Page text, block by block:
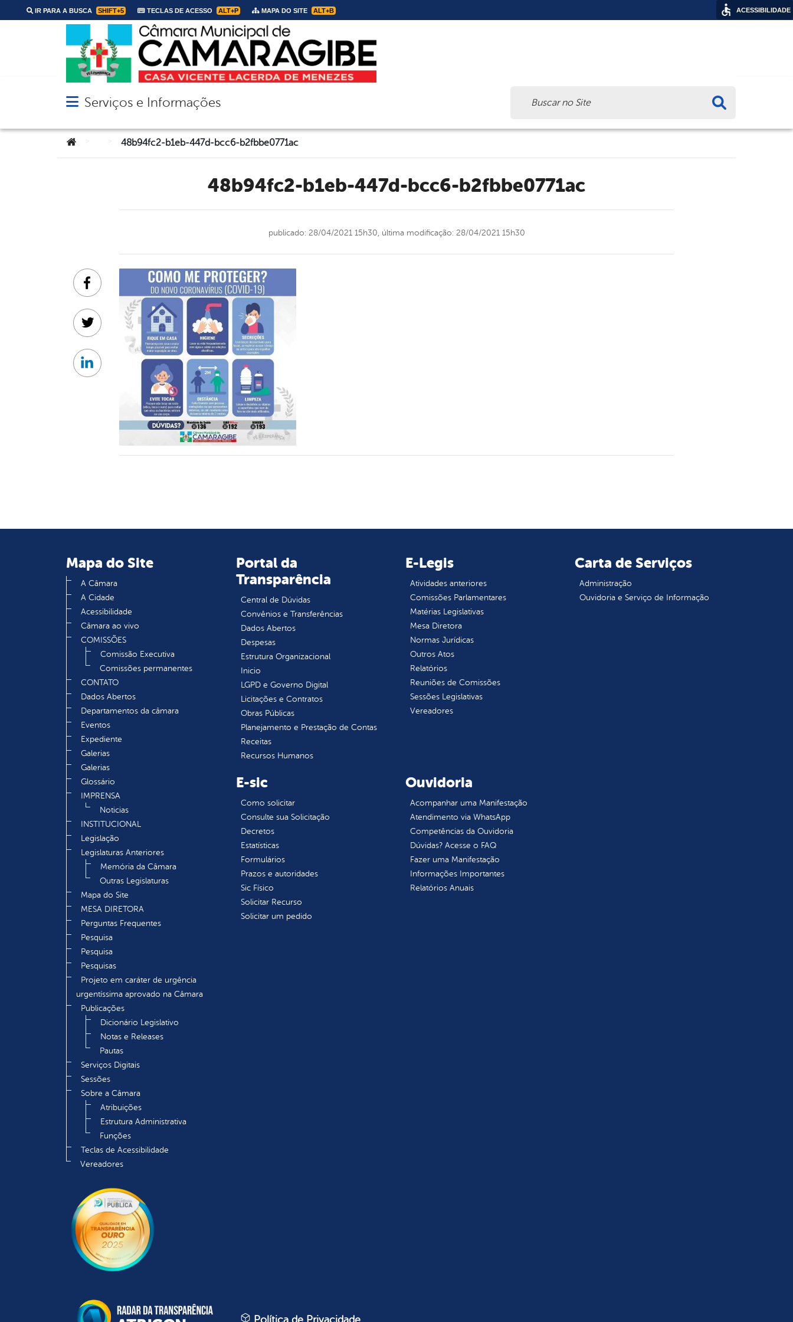
IR PARA A BUSCA SHIFT+5 TECLAS DE ACESSO ALT+P MAPA DO SITE ALT+B
Abrir menu principal de navegação
Serviços e Informações
Você está aqui:48b94fc2-b1eb-447d-bcc6-b2fbbe0771ac
48b94fc2-b1eb-447d-bcc6-b2fbbe0771ac
publicado: 28/04/2021 15h30, última modificação: 28/04/2021 15h30
Facebook
Twitter
Linkedin
Mapa do Site
A Câmara
A Cidade
Acessibilidade
Câmara ao vivo
COMISSÕES
Comissão Executiva
Comissões permanentes
CONTATO
Dados Abertos
Departamentos da câmara
Eventos
Expediente
Galerias
Galerias
Glossário
IMPRENSA
Noticias
INSTITUCIONAL
Legislação
Legislaturas Anteriores
Memória da Câmara
Outras Legislaturas
Mapa do Site
MESA DIRETORA
Perguntas Frequentes
Pesquisa
Pesquisa
Pesquisas
Projeto em caráter de urgência
urgentíssima aprovado na Câmara
Publicações
Dicionário Legislativo
Notas e Releases
Pautas
Serviços Digitais
Sessões
Sobre a Câmara
Atribuições
Estrutura Administrativa
Funções
Teclas de Acessibilidade
Vereadores
Portal da
Transparência
Central de Dúvidas
Convênios e Transferências
Dados Abertos
Despesas
Estrutura Organizacional
Inicio
LGPD e Governo Digital
Licitações e Contratos
Obras Públicas
Planejamento e Prestação de Contas
Receitas
Recursos Humanos
E-Legis
Atividades anteriores
Comissões Parlamentares
Matérias Legislativas
Mesa Diretora
Normas Jurídicas
Outros Atos
Relatórios
Reuniões de Comissões
Sessões Legislativas
Vereadores
Carta de Serviços
Administração
Ouvidoria e Serviço de Informação
E-sic
Como solicitar
Consulte sua Solicitação
Decretos
Estatísticas
Formulários
Prazos e autoridades
Sic Físico
Solicitar Recurso
Solicitar um pedido
Ouvidoria
Acompanhar uma Manifestação
Atendimento via WhatsApp
Competências da Ouvidoria
Dúvidas? Acesse o FAQ
Fazer uma Manifestação
Informações Importantes
Relatórios Anuais
ACESSIBILIDADE